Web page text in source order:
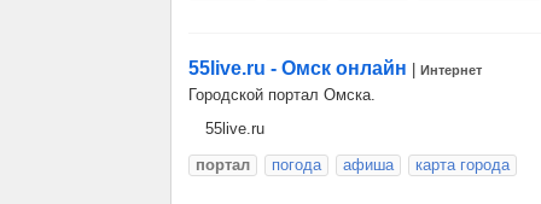
55live.ru - Омск онлайн Интернет
Городской портал Омска.
55live.ru
портал
погода афиша карта города